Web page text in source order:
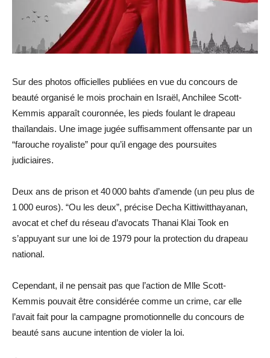
Sur des photos officielles publiées en vue du concours de
beauté organisé le mois prochain en Israël, Anchilee Scott-
Kemmis apparaît couronnée, les pieds foulant le drapeau
thaïlandais. Une image jugée suffisamment offensante par un
“farouche royaliste” pour qu’il engage des poursuites
judiciaires.
Deux ans de prison et 40 000 bahts d’amende (un peu plus de
1 000 euros). “Ou les deux”, précise Decha Kittiwitthayanan,
avocat et chef du réseau d’avocats Thanai Klai Took en
s’appuyant sur une loi de 1979 pour la protection du drapeau
national.
Cependant, il ne pensait pas que l’action de Mlle Scott-
Kemmis pouvait être considérée comme un crime, car elle
l’avait fait pour la campagne promotionnelle du concours de
beauté sans aucune intention de violer la loi.